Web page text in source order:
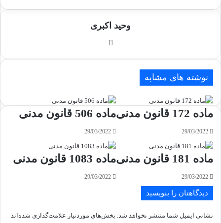
وحید اکبری
نوشته های مشابه
ماده 172 قانون مدنی
29/03/2022
ماده 506 قانون مدنی
29/03/2022
ماده 181 قانون مدنی
29/03/2022
ماده 1083 قانون مدنی
29/03/2022
دیدگاهتان را بنویسید
نشانی ایمیل شما منتشر نخواهد شد. بخش‌های موردنیاز علامت‌گذاری شده‌اند